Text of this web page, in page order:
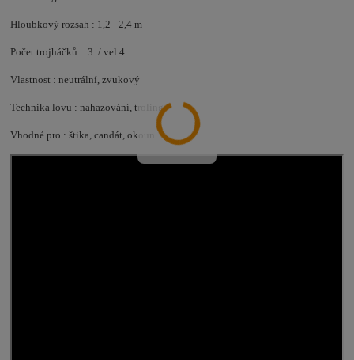
Hloubkový rozsah : 1,2 - 2,4 m
Počet trojháčků : 3 / vel.4
Vlastnost : neutrální, zvukový
Technika lovu : nahazování, troling
Vhodné pro : štika, candát, okoun